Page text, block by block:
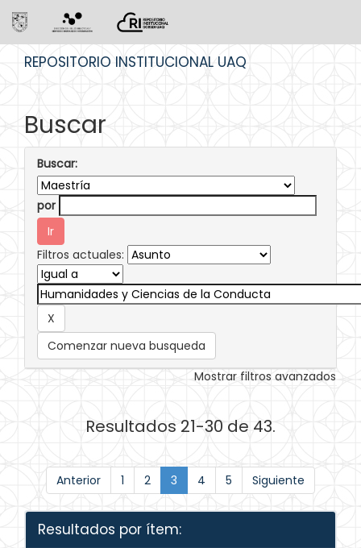
REPOSITORIO INSTITUCIONAL UAQ
Buscar
Buscar:
por
Filtros actuales:
Comenzar nueva busqueda
Mostrar filtros avanzados
Resultados 21-30 de 43.
Anterior 1 2 3 4 5 Siguiente
Resultados por ítem: